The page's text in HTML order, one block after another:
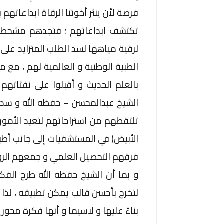
فرصة لأن ينثر أخوتنا الرقاة
تكتشف ابداعاتهم ؛ فتجدهم
لرقية مياهها لسد الطلب
الطبية الوطنية و العالمية لهم ،
بالعلم الحديث و أقبلوا على
الشيخ عبدالمحسن – حفظه الله و
تلتقطهم من استراحاتهم لتعيد
الأبيض) في المستشفيات إلى جانب
فرقهم التحصيل العلمي و جمعهم
و بما أن الشيخ حفظه الله طرح
لتخرج بأحسن قالب يمكن تطبيقه ،
بناءً عليها و لاسيما و أنها فكرة